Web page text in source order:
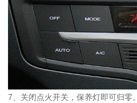
7、关闭点火开关，保养灯即可归零。